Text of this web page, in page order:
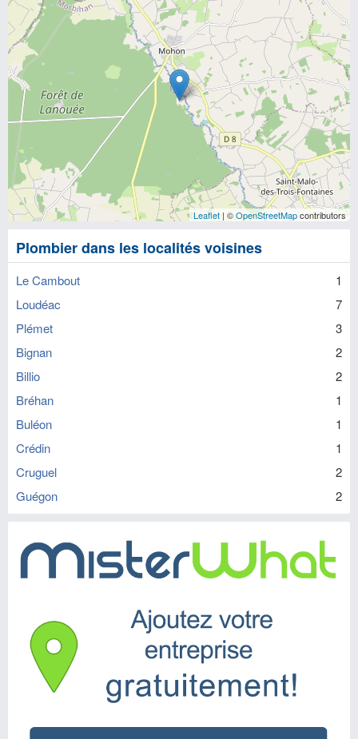
Leaflet | ©OpenStreetMapcontributors
Plombier dans les localités voisines
Le Cambout
1
Loudéac
7
Plémet
3
Bignan
2
Billio
2
Bréhan
1
Buléon
1
Crédin
1
Cruguel
2
Guégon
2